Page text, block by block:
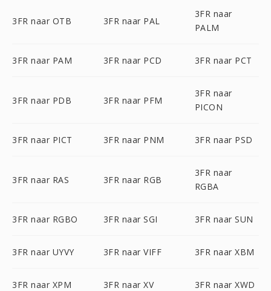
3FR naar OTB 3FR naar PAL
3FR naar
PALM
3FR naar PAM 3FR naar PCD 3FR naar PCT
3FR naar PDB 3FR naar PFM
3FR naar
PICON
3FR naar PICT 3FR naar PNM 3FR naar PSD
3FR naar RAS 3FR naar RGB
3FR naar
RGBA
3FR naar RGBO 3FR naar SGI 3FR naar SUN
3FR naar UYVY 3FR naar VIFF 3FR naar XBM
3FR naar XPM 3FR naar XV 3FR naar XWD